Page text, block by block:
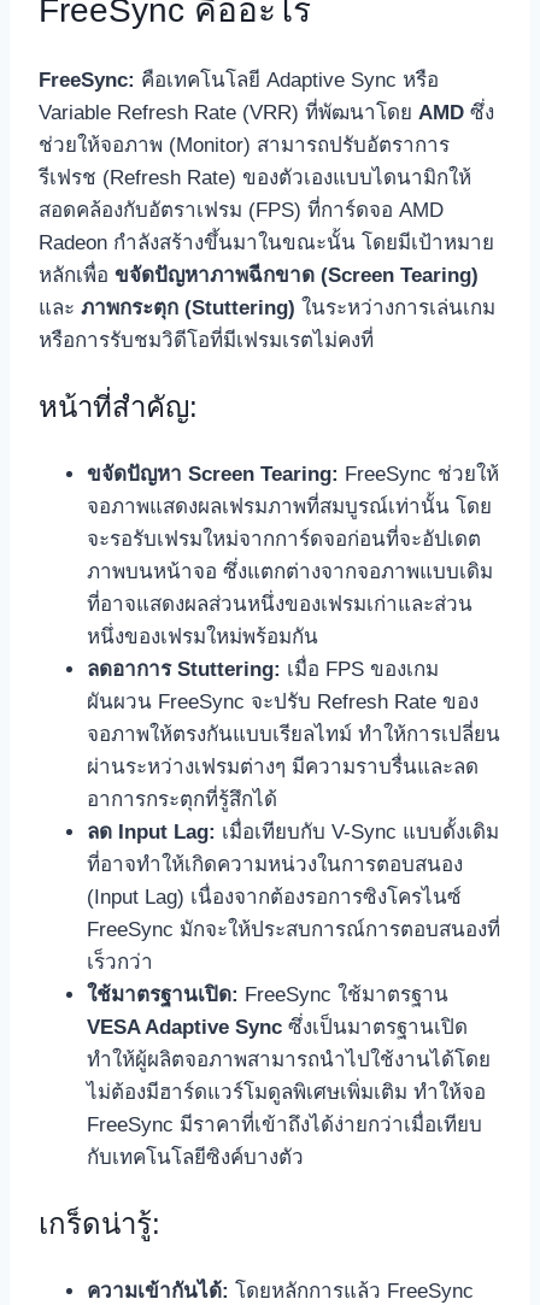
FreeSync คืออะไร
FreeSync: คือเทคโนโลยี Adaptive Sync หรือ
Variable Refresh Rate (VRR) ที่พัฒนาโดย AMD ซึ่ง
ช่วยให้จอภาพ (Monitor) สามารถปรับอัตราการ
รีเฟรช (Refresh Rate) ของตัวเองแบบไดนามิกให้
สอดคล้องกับอัตราเฟรม (FPS) ที่การ์ดจอ AMD
Radeon กำลังสร้างขึ้นมาในขณะนั้น โดยมีเป้าหมาย
หลักเพื่อ ขจัดปัญหาภาพฉีกขาด (Screen Tearing)
และ ภาพกระตุก (Stuttering) ในระหว่างการเล่นเกม
หรือการรับชมวิดีโอที่มีเฟรมเรตไม่คงที่
หน้าที่สำคัญ:
ขจัดปัญหา Screen Tearing: FreeSync ช่วยให้
จอภาพแสดงผลเฟรมภาพที่สมบูรณ์เท่านั้น โดย
จะรอรับเฟรมใหม่จากการ์ดจอก่อนที่จะอัปเดต
ภาพบนหน้าจอ ซึ่งแตกต่างจากจอภาพแบบเดิม
ที่อาจแสดงผลส่วนหนึ่งของเฟรมเก่าและส่วน
หนึ่งของเฟรมใหม่พร้อมกัน
ลดอาการ Stuttering: เมื่อ FPS ของเกม
ผันผวน FreeSync จะปรับ Refresh Rate ของ
จอภาพให้ตรงกันแบบเรียลไทม์ ทำให้การเปลี่ยน
ผ่านระหว่างเฟรมต่างๆ มีความราบรื่นและลด
อาการกระตุกที่รู้สึกได้
ลด Input Lag: เมื่อเทียบกับ V-Sync แบบดั้งเดิม
ที่อาจทำให้เกิดความหน่วงในการตอบสนอง
(Input Lag) เนื่องจากต้องรอการซิงโครไนซ์
FreeSync มักจะให้ประสบการณ์การตอบสนองที่
เร็วกว่า
ใช้มาตรฐานเปิด: FreeSync ใช้มาตรฐาน
VESA Adaptive Sync ซึ่งเป็นมาตรฐานเปิด
ทำให้ผู้ผลิตจอภาพสามารถนำไปใช้งานได้โดย
ไม่ต้องมีฮาร์ดแวร์โมดูลพิเศษเพิ่มเติม ทำให้จอ
FreeSync มีราคาที่เข้าถึงได้ง่ายกว่าเมื่อเทียบ
กับเทคโนโลยีซิงค์บางตัว
เกร็ดน่ารู้:
ความเข้ากันได้: โดยหลักการแล้ว FreeSync